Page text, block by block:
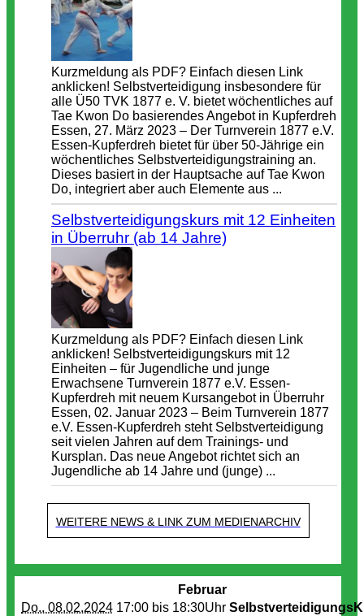
Kurzmeldung als PDF? Einfach diesen Link
anklicken! Selbstverteidigung insbesondere für
alle Ü50 TVK 1877 e. V. bietet wöchentliches auf
Tae Kwon Do basierendes Angebot in Kupferdreh
Essen, 27. März 2023 – Der Turnverein 1877 e.V.
Essen-Kupferdreh bietet für über 50-Jährige ein
wöchentliches Selbstverteidigungstraining an.
Dieses basiert in der Hauptsache auf Tae Kwon
Do, integriert aber auch Elemente aus ...
Selbstverteidigungskurs mit 12 Einheiten
in Überruhr (ab 14 Jahre)
Kurzmeldung als PDF? Einfach diesen Link
anklicken! Selbstverteidigungskurs mit 12
Einheiten – für Jugendliche und junge
Erwachsene Turnverein 1877 e.V. Essen-
Kupferdreh mit neuem Kursangebot in Überruhr
Essen, 02. Januar 2023 – Beim Turnverein 1877
e.V. Essen-Kupferdreh steht Selbstverteidigung
seit vielen Jahren auf dem Trainings- und
Kursplan. Das neue Angebot richtet sich an
Jugendliche ab 14 Jahre und (junge) ...
WEITERE NEWS & LINK ZUM MEDIENARCHIV
Februar
Do.. 08.02.2024 17:00 bis 18:30Uhr